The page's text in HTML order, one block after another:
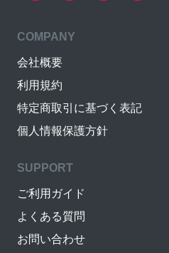
COMPANY
会社概要
利用規約
特定商取引に基づく表記
個人情報保護方針
SUPPORT
ご利用ガイド
よくある質問
お問い合わせ